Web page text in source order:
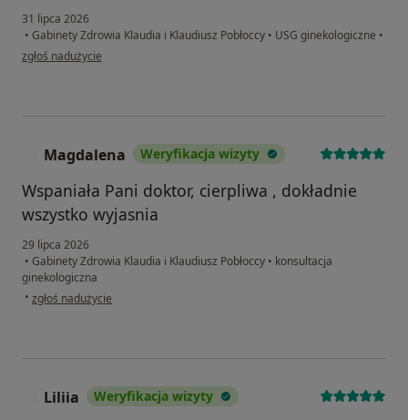
31 lipca 2026
• Gabinety Zdrowia Klaudia i Klaudiusz Pobłoccy • USG ginekologiczne •
w opinii użytkownika Paulina
zgłoś nadużycie
Magdalena Weryfikacja wizyty
Wspaniała Pani doktor, cierpliwa , dokładnie
wszystko wyjasnia
29 lipca 2026
• Gabinety Zdrowia Klaudia i Klaudiusz Pobłoccy • konsultacja
ginekologiczna
• w opinii użytkownika Magdalena
zgłoś nadużycie
Liliia Weryfikacja wizyty